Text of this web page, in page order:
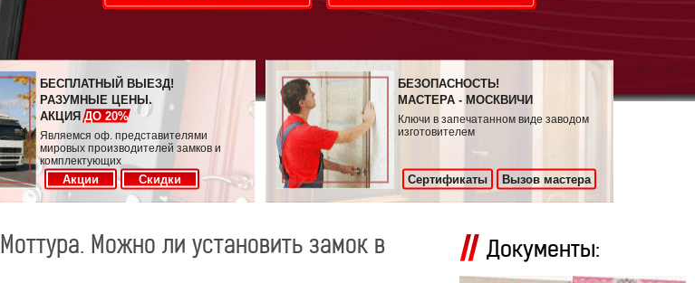
БЕСПЛАТНЫЙ ВЫЕЗД!
РАЗУМНЫЕ ЦЕНЫ.
АКЦИЯДО 20%
Являемся оф. представителями
мировых производителей замков и
комплектующих
Акции Скидки
БЕЗОПАСНОСТЬ!
МАСТЕРА - МОСКВИЧИ
Ключи в запечатанном виде заводом
изготовителем
Сертификаты Вызов мастера
Можно ли установить замок в Документы: